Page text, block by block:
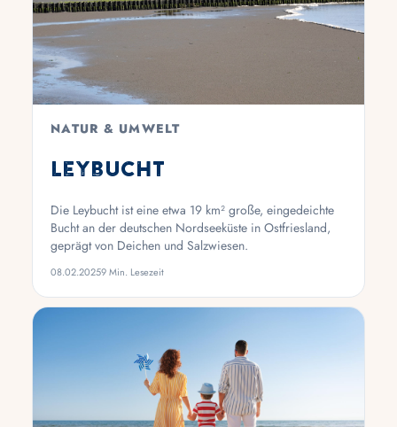
NATUR & UMWELT
Leybucht
Die Leybucht ist eine etwa 19 km² große, eingedeichte
Bucht an der deutschen Nordseeküste in Ostfriesland,
geprägt von Deichen und Salzwiesen.
08.02.20259 Min. Lesezeit